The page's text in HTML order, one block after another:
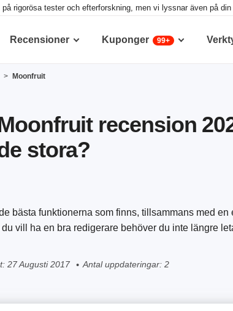
rigorösa tester och efterforskning, men vi lyssnar även på
Recensioner Kuponger 99+
> Moonfruit
recension
stora?
bästa funktionerna som finns, tillsammans med
du vill ha en bra redigerare behöver du inte längre
27 Augusti 2017 Antal uppdateringar: 2